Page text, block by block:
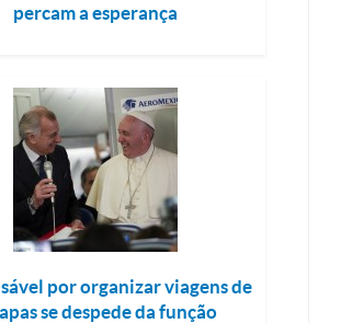
percam a esperança
por organizar viagens de
se despede da função